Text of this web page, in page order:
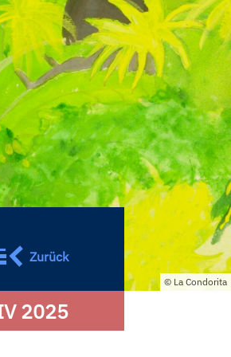
Zurück
2025
La Condorita